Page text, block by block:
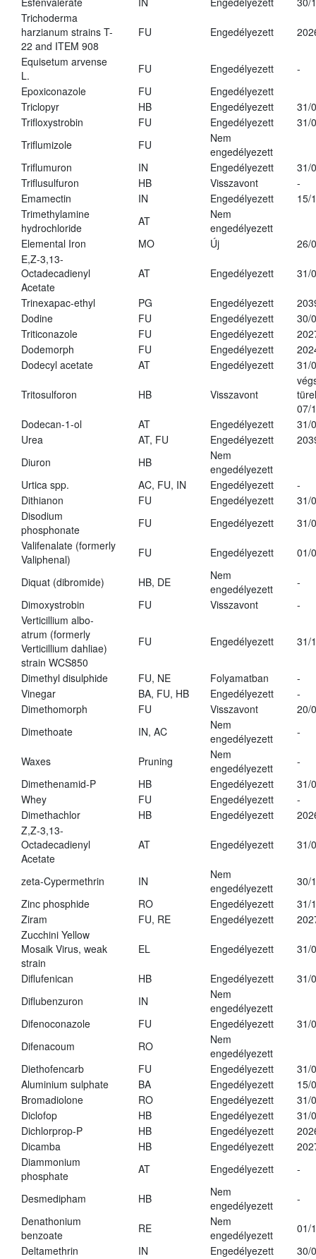
Trichoderma
harzianum strains T-
22 and ITEM 908
FU Engedélyezett
Equisetum arvense
L.
FU Engedélyezett
-
Epoxiconazole
FU
Engedélyezett
Triclopyr
HB Engedélyezett
31/
Trifloxystrobin
FU Engedélyezett
31/
Triflumizole
FU
Nem
engedélyezett
Triflumuron
IN Engedélyezett
31/
Triflusulfuron
HB Visszavont
-
Emamectin
IN Engedélyezett
15/
Trimethylamine
hydrochloride
AT
Nem
engedélyezett
Elemental Iron
MO Új
26/
E,Z-3,13-
Octadecadienyl
Acetate
AT Engedélyezett 31/
Trinexapac-ethyl PG Engedélyezett
Dodine
FU Engedélyezett
30/
Triticonazole
FU Engedélyezett
Dodemorph
FU Engedélyezett
Dodecyl acetate
AT Engedélyezett 31/
Tritosulforon HB Visszavont
07/
Dodecan-1-ol
AT Engedélyezett
31/
Urea
AT, FU Engedélyezett
Diuron
HB
Nem
engedélyezett
Urtica spp.
AC, FU, IN Engedélyezett
-
Dithianon
FU Engedélyezett
31/
Disodium
phosphonate
FU Engedélyezett
31/
Valifenalate (formerly
Valiphenal)
FU Engedélyezett 01/
Diquat (dibromide) HB, DE
Nem
engedélyezett
-
Dimoxystrobin
FU Visszavont
-
Verticillium albo-
atrum (formerly
Verticillium dahliae)
strain WCS850
FU Engedélyezett 31/
Dimethyl disulphide FU, NE Folyamatban
-
Vinegar
BA, FU, HB Engedélyezett
-
Dimethomorph
FU Visszavont
20/
Dimethoate
IN, AC
Nem
engedélyezett
-
Waxes Pruning
Nem
engedélyezett
-
Dimethenamid-P
HB Engedélyezett
31/
Whey
FU Engedélyezett
-
Dimethachlor
HB Engedélyezett
Z,Z-3,13-
Octadecadienyl
Acetate
AT Engedélyezett 31/
zeta-Cypermethrin IN
Nem
engedélyezett
30/
Zinc phosphide
RO Engedélyezett
31/
Ziram
FU, RE Engedélyezett
Zucchini Yellow
Mosaik Virus, weak
strain
EL Engedélyezett 31/
Diflufenican HB Engedélyezett
31/
Diflubenzuron
IN
Nem
engedélyezett
Difenoconazole
FU Engedélyezett
31/
Difenacoum
RO
Nem
engedélyezett
Diethofencarb
FU Engedélyezett
31/
Aluminium sulphate
BA Engedélyezett
15/
Bromadiolone
RO Engedélyezett
31/
Diclofop
HB Engedélyezett
31/
Dichlorprop-P
HB Engedélyezett
Dicamba
HB Engedélyezett
Diammonium
phosphate
AT Engedélyezett -
Desmedipham HB
Nem
engedélyezett
-
Denathonium
benzoate
RE
Nem
engedélyezett
01/
Deltamethrin
IN Engedélyezett 30/